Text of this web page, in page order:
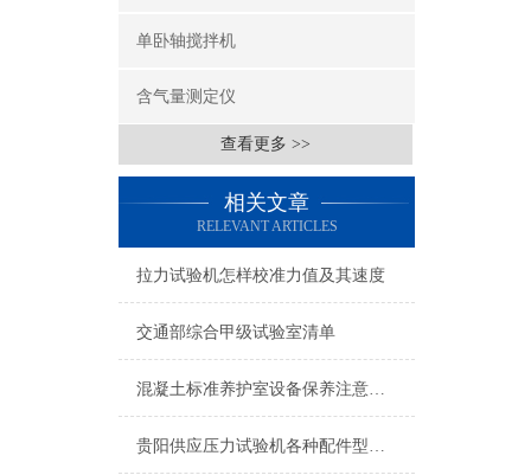
单卧轴搅拌机
含气量测定仪
查看更多 >>
相关文章
RELEVANT ARTICLES
拉力试验机怎样校准力值及其速度
交通部综合甲级试验室清单
混凝土标准养护室设备保养注意事项
贵阳供应压力试验机各种配件型号齐全质优价廉